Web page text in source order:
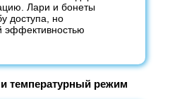
Лари и бонеты
доступа, но
эффективностью
температурный режим